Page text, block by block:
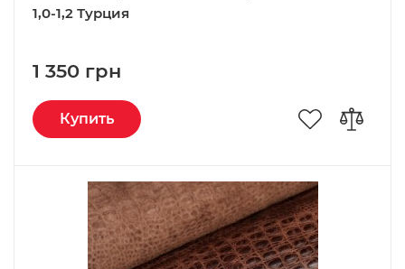
1,0-1,2 Турция
1 350 грн
Купить